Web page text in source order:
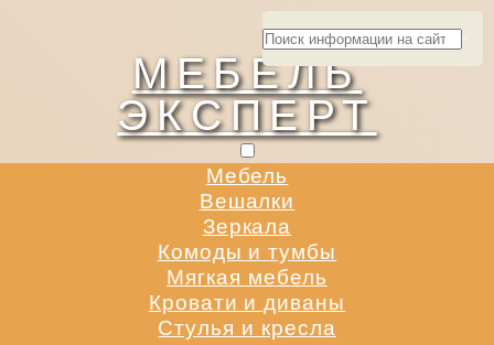
МЕБЕЛЬ
ЭКСПЕРТ
Мебель
Вешалки
Зеркала
Комоды и тумбы
Мягкая мебель
Кровати и диваны
Стулья и кресла